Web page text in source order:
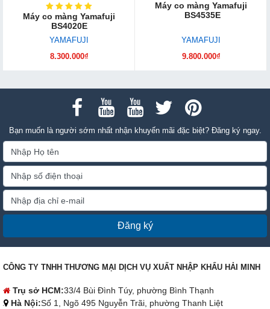
Máy co màng Yamafuji
BS4020E
YAMAFUJI
8.300.000₫
Máy co màng Yamafuji
BS4535E
YAMAFUJI
9.800.000₫
Bạn muốn là người sớm nhất nhận khuyến mãi đặc biệt? Đăng ký ngay.
Đăng ký
CÔNG TY TNHH THƯƠNG MẠI DỊCH VỤ XUẤT NHẬP KHẨU HẢI MINH
Trụ sở HCM:33/4 Bùi Đình Túy, phường Bình Thạnh
Hà Nội:Số 1, Ngõ 495 Nguyễn Trãi, phường Thanh Liệt